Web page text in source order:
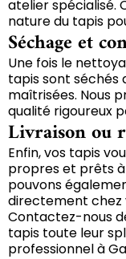
atelier spécialisé.
nature du tapis
Séchage et
Une fois le
tapis sont séchés
maîtrisées. Nous
qualité rigoureux
Livraison ou
Enfin, vos tapis
propres et prêts
pouvons
directement chez
Contactez-nous
tapis toute leur
professionnel à